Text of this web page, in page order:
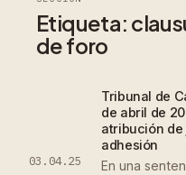
Etiqueta:
de foro
03.04.25
Tribunal de
de abril de
atribución
adhesión
En una